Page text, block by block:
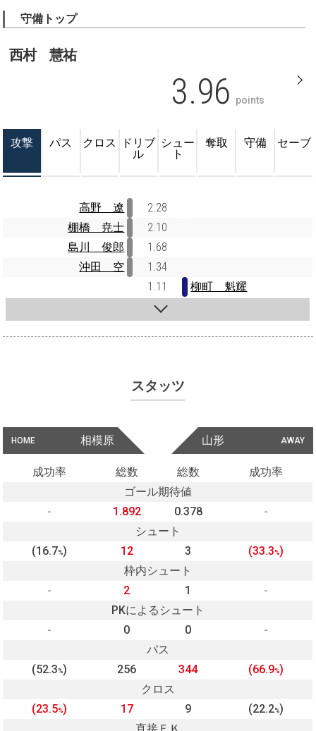
守備トップ
西村 慧祐
3.96 points
攻撃 パス クロス
ドリブ
ル
シュー
ト
奪取 守備 セーブ
高野 遼
2.28
棚橋 尭士
2.10
島川 俊郎
1.68
沖田 空
1.34
1.11
柳町 魁耀
スタッツ
HOME 相模原 AWAY
山形
成功率 総数 総数
成功率
ゴール期待値
-
1.892 0.378
-
シュート
(16.7%) 12 3 (33.3%)
枠内シュート
-
2 1
-
PKによるシュート
-
0 0
-
パス
(52.3%) 256 344 (66.9%)
クロス
(23.5%) 17 9 (22.2%)